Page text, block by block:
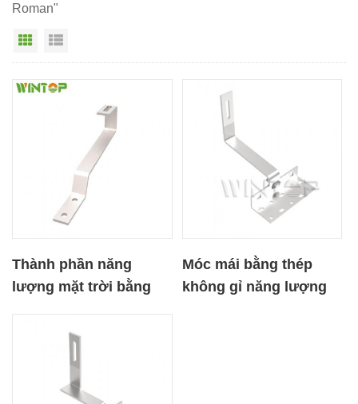
Roman"
Chế độ hiển thị theo ô
Thành phần năng
lượng mặt trời bằng
Móc mái bằng thép
không gỉ năng lượng